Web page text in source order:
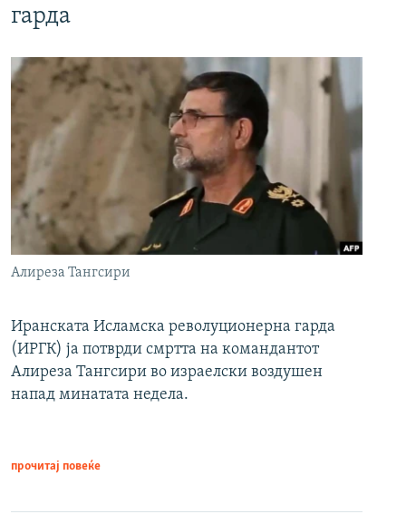
гарда
Алиреза Тангсири
Иранската Исламска револуционерна гарда
(ИРГК) ја потврди смртта на командантот
Алиреза Тангсири во израелски воздушен
напад минатата недела.
прочитај повеќе